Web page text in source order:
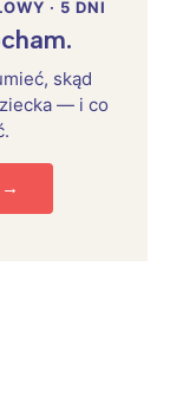
· 5 DNI
skąd
— i co
→